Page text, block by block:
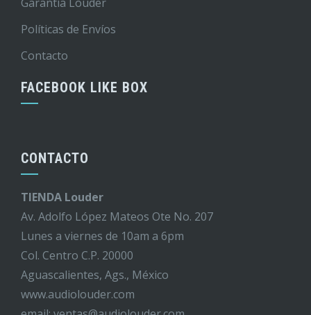
Políticas de Envíos
Contacto
FACEBOOK LIKE BOX
CONTACTO
TIENDA Louder
Av. Adolfo López Mateos Ote No. 207
Lunes a viernes de 10am a 6pm
Col. Centro C.P. 20000
Aguascalientes, Ags., México
www.audiolouder.com